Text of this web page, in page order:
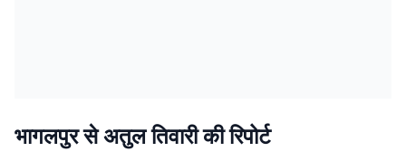
भागलपुर से अतुल तिवारी की रिपोर्ट